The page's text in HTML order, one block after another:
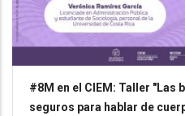
#8M en el CIEM: Taller
seguros para hablar de